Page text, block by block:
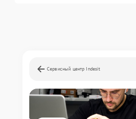
Сервисный центр Indesit